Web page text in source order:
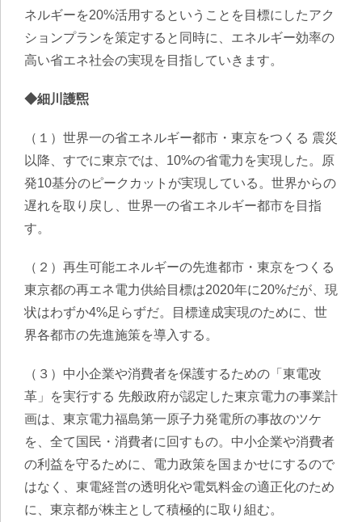
ネルギーを20%活用するということを目標にしたアク
ションプランを策定すると同時に、エネルギー効率の
高い省エネ社会の実現を目指していきます。
◆細川護煕
（１）世界一の省エネルギー都市・東京をつくる 震災
以降、すでに東京では、10%の省電力を実現した。原
発10基分のピークカットが実現している。世界からの
遅れを取り戻し、世界一の省エネルギー都市を目指
す。
（２）再生可能エネルギーの先進都市・東京をつくる
東京都の再エネ電力供給目標は2020年に20%だが、現
状はわずか4%足らずだ。目標達成実現のために、世
界各都市の先進施策を導入する。
（３）中小企業や消費者を保護するための「東電改
革」を実行する 先般政府が認定した東京電力の事業計
画は、東京電力福島第一原子力発電所の事故のツケ
を、全て国民・消費者に回すもの。中小企業や消費者
の利益を守るために、電力政策を国まかせにするので
はなく、東電経営の透明化や電気料金の適正化のため
に、東京都が株主として積極的に取り組む。